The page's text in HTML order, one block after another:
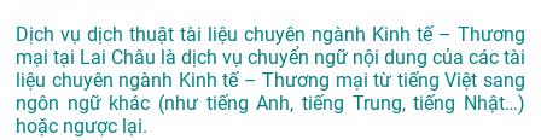
Dịch vụ dịch thuật tài liệu chuyên ngành Kinh tế – Thương
mại tại Lai Châu là dịch vụ chuyển ngữ nội dung của các tài
liệu chuyên ngành Kinh tế – Thương mại từ tiếng Việt sang
ngôn ngữ khác (như tiếng Anh, tiếng Trung, tiếng Nhật…)
hoặc ngược lại.